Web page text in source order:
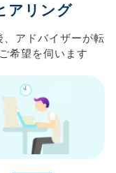
アリング
アドバイザーが転
ご希望を伺います